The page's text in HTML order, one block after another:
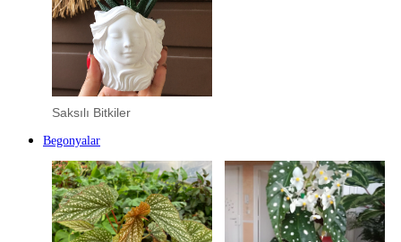
Saksılı Bitkiler
Begonyalar